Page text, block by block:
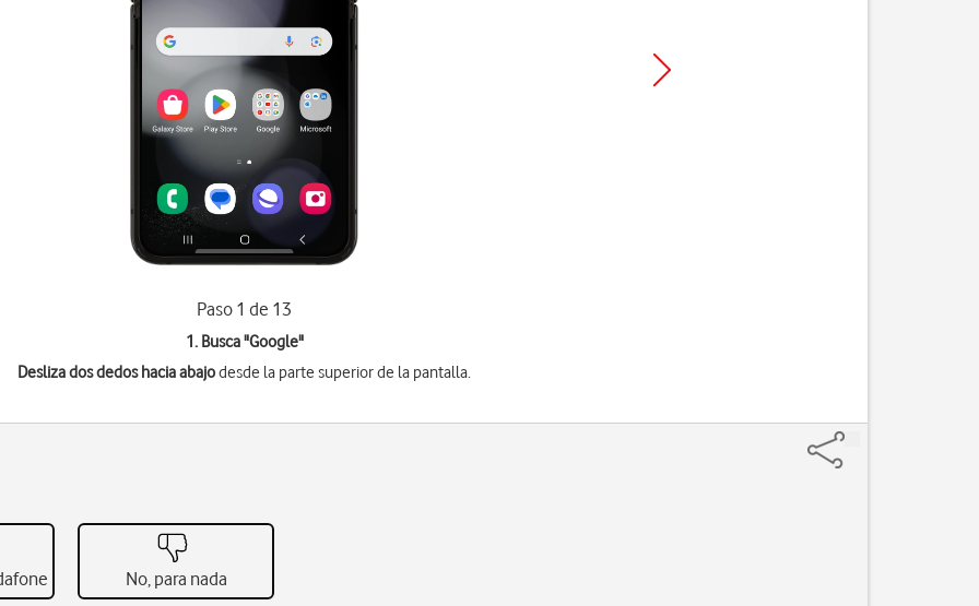
Paso 1 de 13
1. Busca "Google"
Desliza dos dedos hacia abajodesde la parte superior de la pantalla.
No, para nada